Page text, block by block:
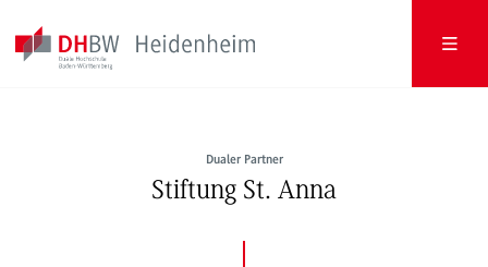
Dualer Partner
Stiftung St. Anna